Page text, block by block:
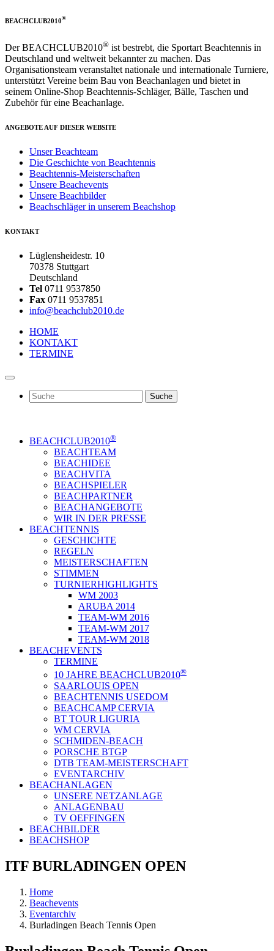
BEACHCLUB2010®
Der BEACHCLUB2010® ist bestrebt, die Sportart Beachtennis in
Deutschland und weltweit bekannter zu machen. Das
Organisationsteam veranstaltet nationale und internationale Turniere,
unterstützt Vereine beim Bau von Beachanlagen und bietet in
seinem Online-Shop Beachtennis-Schläger, Bälle, Taschen und
Zubehör für eine Beachanlage.
ANGEBOTE AUF DIESER WEBSITE
Unser Beachteam
Die Geschichte von Beachtennis
Beachtennis-Meisterschaften
Unsere Beachevents
Unsere Beachbilder
Beachschläger in unserem Beachshop
KONTAKT
Lüglensheidestr. 10
70378 Stuttgart
Deutschland
Tel 0711 9537850
Fax 0711 9537851
info@beachclub2010.de
HOME
KONTAKT
TERMINE
Suche
BEACHCLUB2010®
BEACHTEAM
BEACHIDEE
BEACHVITA
BEACHSPIELER
BEACHPARTNER
BEACHANGEBOTE
WIR IN DER PRESSE
BEACHTENNIS
GESCHICHTE
REGELN
MEISTERSCHAFTEN
STIMMEN
TURNIERHIGHLIGHTS
WM 2003
ARUBA 2014
TEAM-WM 2016
TEAM-WM 2017
TEAM-WM 2018
BEACHEVENTS
TERMINE
10 JAHRE BEACHCLUB2010®
SAARLOUIS OPEN
BEACHTENNIS USEDOM
BEACHCAMP CERVIA
BT TOUR LIGURIA
WM CERVIA
SCHMIDEN-BEACH
PORSCHE BTGP
DTB TEAM-MEISTERSCHAFT
EVENTARCHIV
BEACHANLAGEN
UNSERE NETZANLAGE
ANLAGENBAU
TV OEFFINGEN
BEACHBILDER
BEACHSHOP
ITF BURLADINGEN OPEN
Home
Beachevents
Eventarchiv
Burladingen Beach Tennis Open